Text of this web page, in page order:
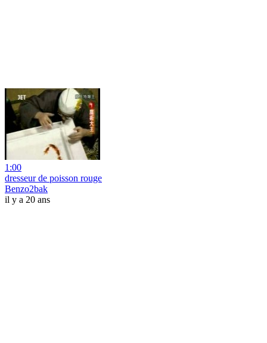
1:00
dresseur de poisson rouge
Benzo2bak
il y a 20 ans